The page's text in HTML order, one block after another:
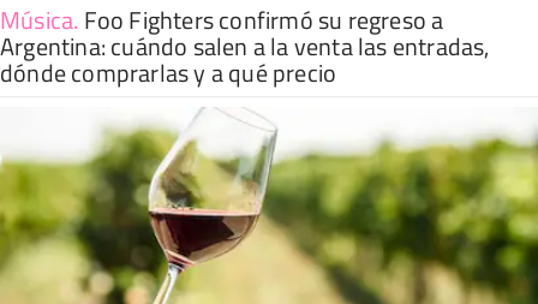
Música. Foo Fighters confirmó su regreso a
Argentina: cuándo salen a la venta las entradas,
dónde comprarlas y a qué precio